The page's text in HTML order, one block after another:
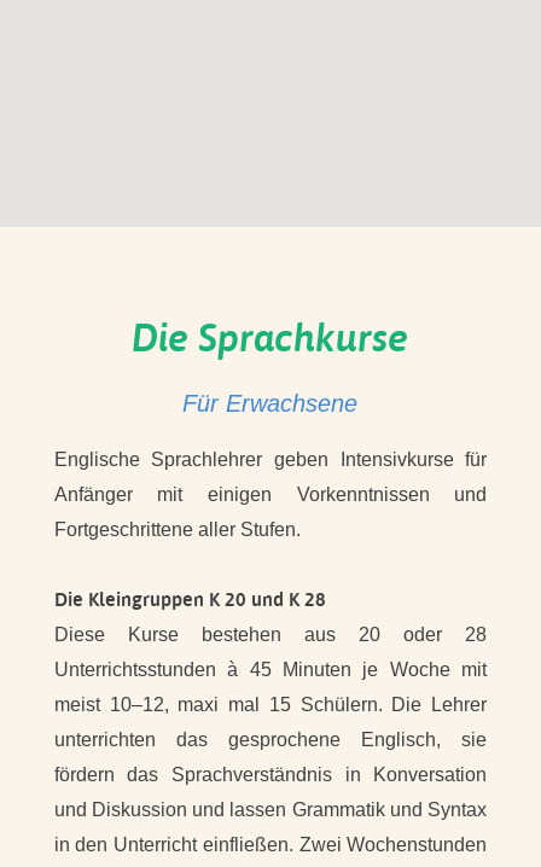
Die Sprachkurse
Für Erwachsene
Englische Sprachlehrer geben Intensivkurse für
Anfänger mit einigen Vorkenntnissen und
Fortgeschrittene aller Stufen.
Die Kleingruppen K 20 und K 28
Diese Kurse bestehen aus 20 oder 28
Unterrichtsstunden à 45 Minuten je Woche mit
meist 10–12, maxi mal 15 Schülern. Die Lehrer
unterrichten das gesprochene Englisch, sie
fördern das Sprachverständnis in Konversation
und Diskussion und lassen Grammatik und Syntax
in den Unterricht einfließen. Zwei Wochenstunden